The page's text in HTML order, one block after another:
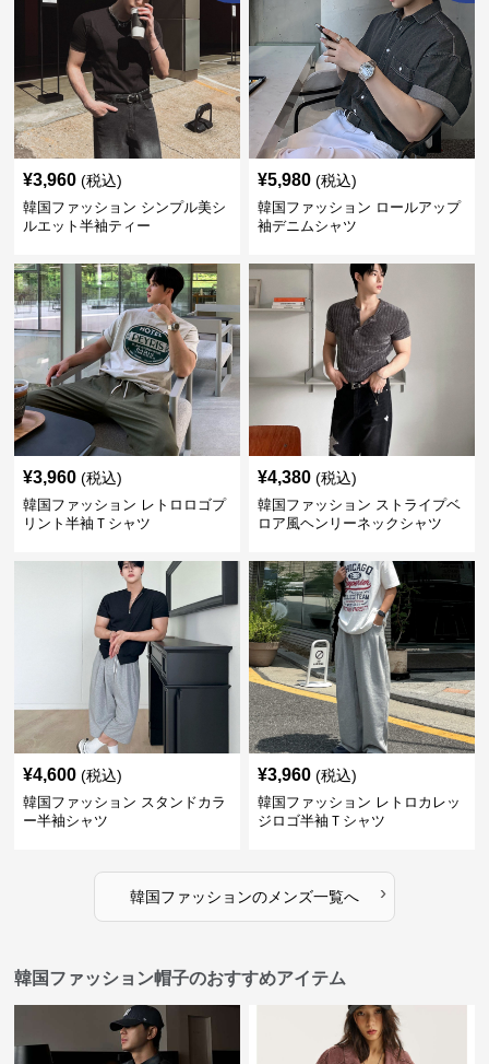
¥3,960 (税込)
韓国ファッション シンプル美シ
ルエット半袖ティー
¥5,980 (税込)
韓国ファッション ロールアップ
袖デニムシャツ
¥3,960 (税込)
韓国ファッション レトロロゴプ
リント半袖Ｔシャツ
¥4,380 (税込)
韓国ファッション ストライプベ
ロア風ヘンリーネックシャツ
¥4,600 (税込)
韓国ファッション スタンドカラ
ー半袖シャツ
¥3,960 (税込)
韓国ファッション レトロカレッ
ジロゴ半袖Ｔシャツ
韓国ファッションのメンズ一覧へ ›
韓国ファッション帽子のおすすめアイテム